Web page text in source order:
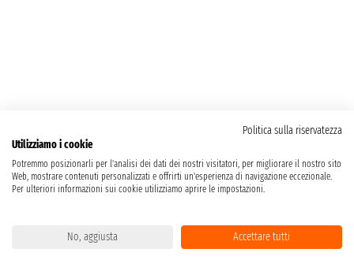
Politica sulla riservatezza
Utilizziamo i cookie
Potremmo posizionarli per l'analisi dei dati dei nostri visitatori, per migliorare il nostro sito
Web, mostrare contenuti personalizzati e offrirti un'esperienza di navigazione eccezionale.
Per ulteriori informazioni sui cookie utilizziamo aprire le impostazioni.
No, aggiusta Accettare tutti